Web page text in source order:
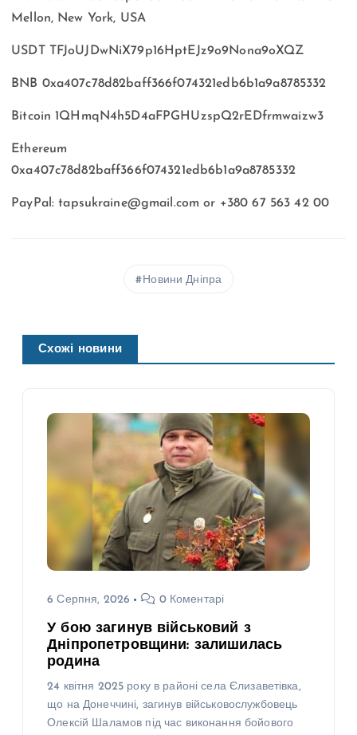
Mellon, New York, USA
USDT TFJoUJDwNiX79p16HptEJz9o9Nona9oXQZ
BNB 0xa407c78d82baff366f074321edb6b1a9a8785332
Bitcoin 1QHmqN4h5D4aFPGHUzspQ2rEDfrmwaizw3
Ethereum
0xa407c78d82baff366f074321edb6b1a9a8785332
PayPal:tapsukraine@gmail.com or +380 67 563 42 00
Новини Дніпра
Схожі новини
6 Серпня, 2026 0 Коментарі
У бою загинув військовий з
Дніпропетровщини: залишилась
родина
24 квітня 2025 року в районі села Єлизаветівка,
що на Донеччині, загинув військовослужбовець
Олексій Шаламов під час виконання бойового